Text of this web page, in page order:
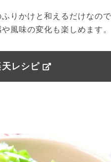
りかけと和えるだけなの
風味の変化も楽しめます。
レシピ